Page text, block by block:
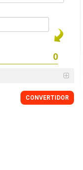
CONVERTIDOR